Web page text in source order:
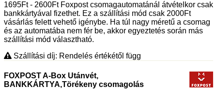
1695Ft - 2600Ft Foxpost csomagautomatánál átvételkor csak
bankkártyával fizethet. Ez a szállítási mód csak 2000Ft
vásárlás felett vehető igénybe. Ha túl nagy méretű a csomag
és az automatába nem fér be, akkor egyeztetés során más
szállítási mód választható.
Szállítási díj: Rendelés értékétől függ
FOXPOST A-Box Utánvét,
BANKKÁRTYA,Törékeny csomagolás